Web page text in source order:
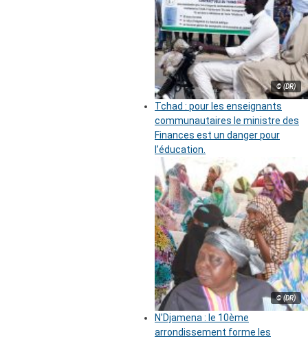
© (DR)
Tchad : pour les enseignants
communautaires le ministre des
Finances est un danger pour
l’éducation.
© (DR)
N’Djamena : le 10ème
arrondissement forme les